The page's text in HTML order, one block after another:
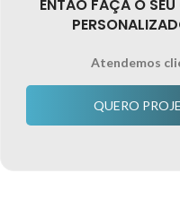
ENTÃO FAÇA O
Atendemos
QUERO